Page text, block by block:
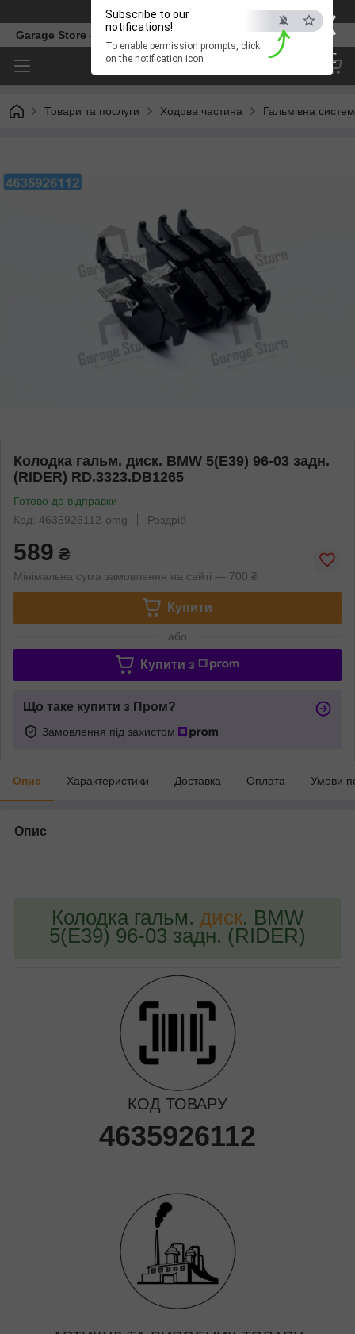
×
ESC
Subscribe to our
notifications!
To enable permission prompts, click
on the notification icon
Телефон
Garage Store – інтернет магазин автозапчастин.
Товари та послуги Ходова частина Гальмівна
Колодка гальм. диск. BMW 5(E39) 96-03 задн.
(RIDER) RD.3323.DB1265
Готово до відправки
Код: 4635926112-omg
Роздріб
589 ₴
Мінімальна сума замовлення на сайті — 700 ₴
Купити
або
Купити з
Що таке купити з Пром?
Замовлення під захистом
Опис Характеристики Доставка Оплата Умови
Опис
Колодка гальм. диск. BMW
5(E39) 96-03 задн. (RIDER)
КОД ТОВАРУ
4635926112